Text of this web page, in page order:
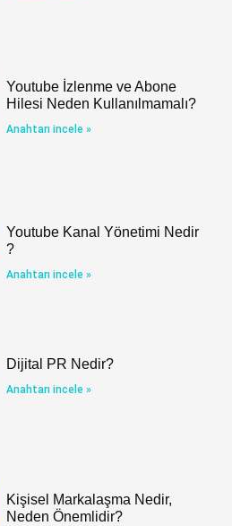
Youtube İzlenme ve Abone
Hilesi Neden Kullanılmamalı?
Anahtarı incele »
Youtube Kanal Yönetimi Nedir
?
Anahtarı incele »
Dijital PR Nedir?
Anahtarı incele »
Kişisel Markalaşma Nedir,
Neden Önemlidir?